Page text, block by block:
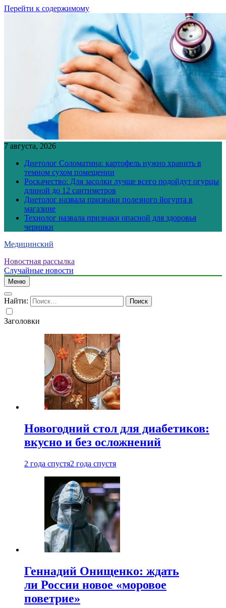
Перейти к содержимому
7 августа, 2026
Диетолог Соломатина: картофель нужно хранить в
темном сухом помещении
Роскачество: Для засолки лучше всего подойдут огурцы
длиной до 12 сантиметров
Диетолог назвала признаки полезного йогурта в
магазине
Технолог назвала признаки опасной для здоровья
черники
Медицинский
Новостная рассылка
Случайные новости
Меню
Найти:
Заголовки
Новогодний стол для диабетиков:
вкусно и без осложнений
2 года спустя2 года спустя
Геннадий Онищенко: ждать
ли России новое «моровое
поветрие»